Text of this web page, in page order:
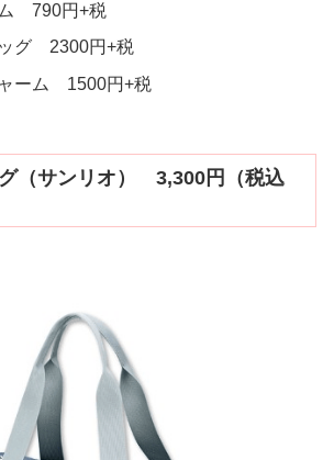
790円+税
グ 2300円+税
ーム 1500円+税
（サンリオ） 3,300円（税込